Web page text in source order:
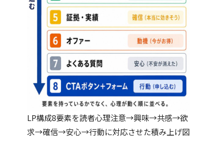
LP構成8要素を読者心理注意→興味→共感→欲
求→確信→安心→行動に対応させた積み上げ図